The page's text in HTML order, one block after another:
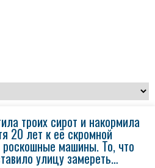
троих сирот и накормила
20 лет к её скромной
машины. То, что
улицу замереть…